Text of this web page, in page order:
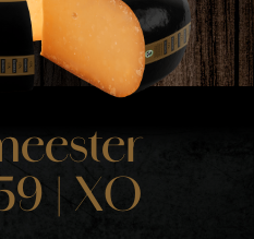
| XO